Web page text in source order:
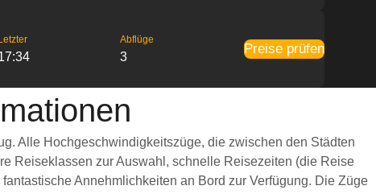
Letzter Abflüge
3
Preise prüfen
Alle Hochgeschwindigkeitszüge, die zwischen den Städten
Reiseklassen zur Auswahl, schnelle Reisezeiten (die Reise
Annehmlichkeiten an Bord zur Verfügung. Die Züge